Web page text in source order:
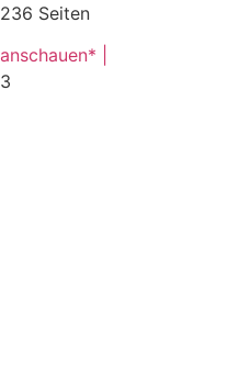
236 Seiten
anschauen* |
3